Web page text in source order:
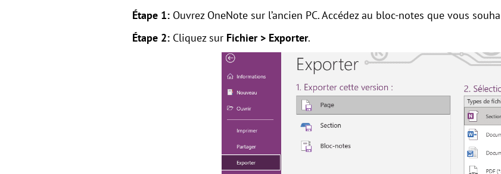
Étape 1: Ouvrez OneNote sur l’ancien PC. Accédez au bloc-notes que vous
Étape 2: Cliquez sur Fichier > Exporter.